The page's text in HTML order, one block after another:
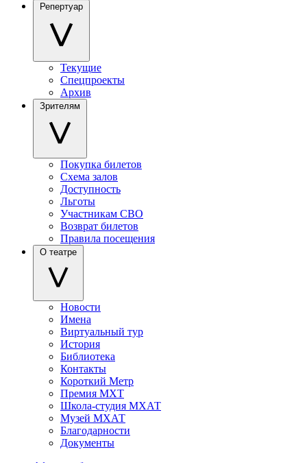
Репертуар
Текущие
Спецпроекты
Архив
Зрителям
Покупка билетов
Схема залов
Доступность
Льготы
Участникам СВО
Возврат билетов
Правила посещения
О театре
Новости
Имена
Виртуальный тур
История
Библиотека
Контакты
Короткий Метр
Премия МХТ
Школа-студия МХАТ
Музей МХАТ
Благодарности
Документы